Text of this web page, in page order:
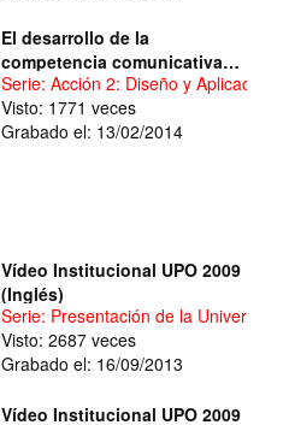
El desarrollo de la
competencia comunicativa
intercultural a través de
medios audiovisuales en los
alumnos de la asignatura
Serie: Acción 2: Diseño y Aplicación
Visto: 1771 veces
Grabado el: 13/02/2014
Vídeo Institucional UPO 2009
(Inglés)
Serie: Presentación de la
Visto: 2687 veces
Grabado el: 16/09/2013
Vídeo Institucional UPO 2009